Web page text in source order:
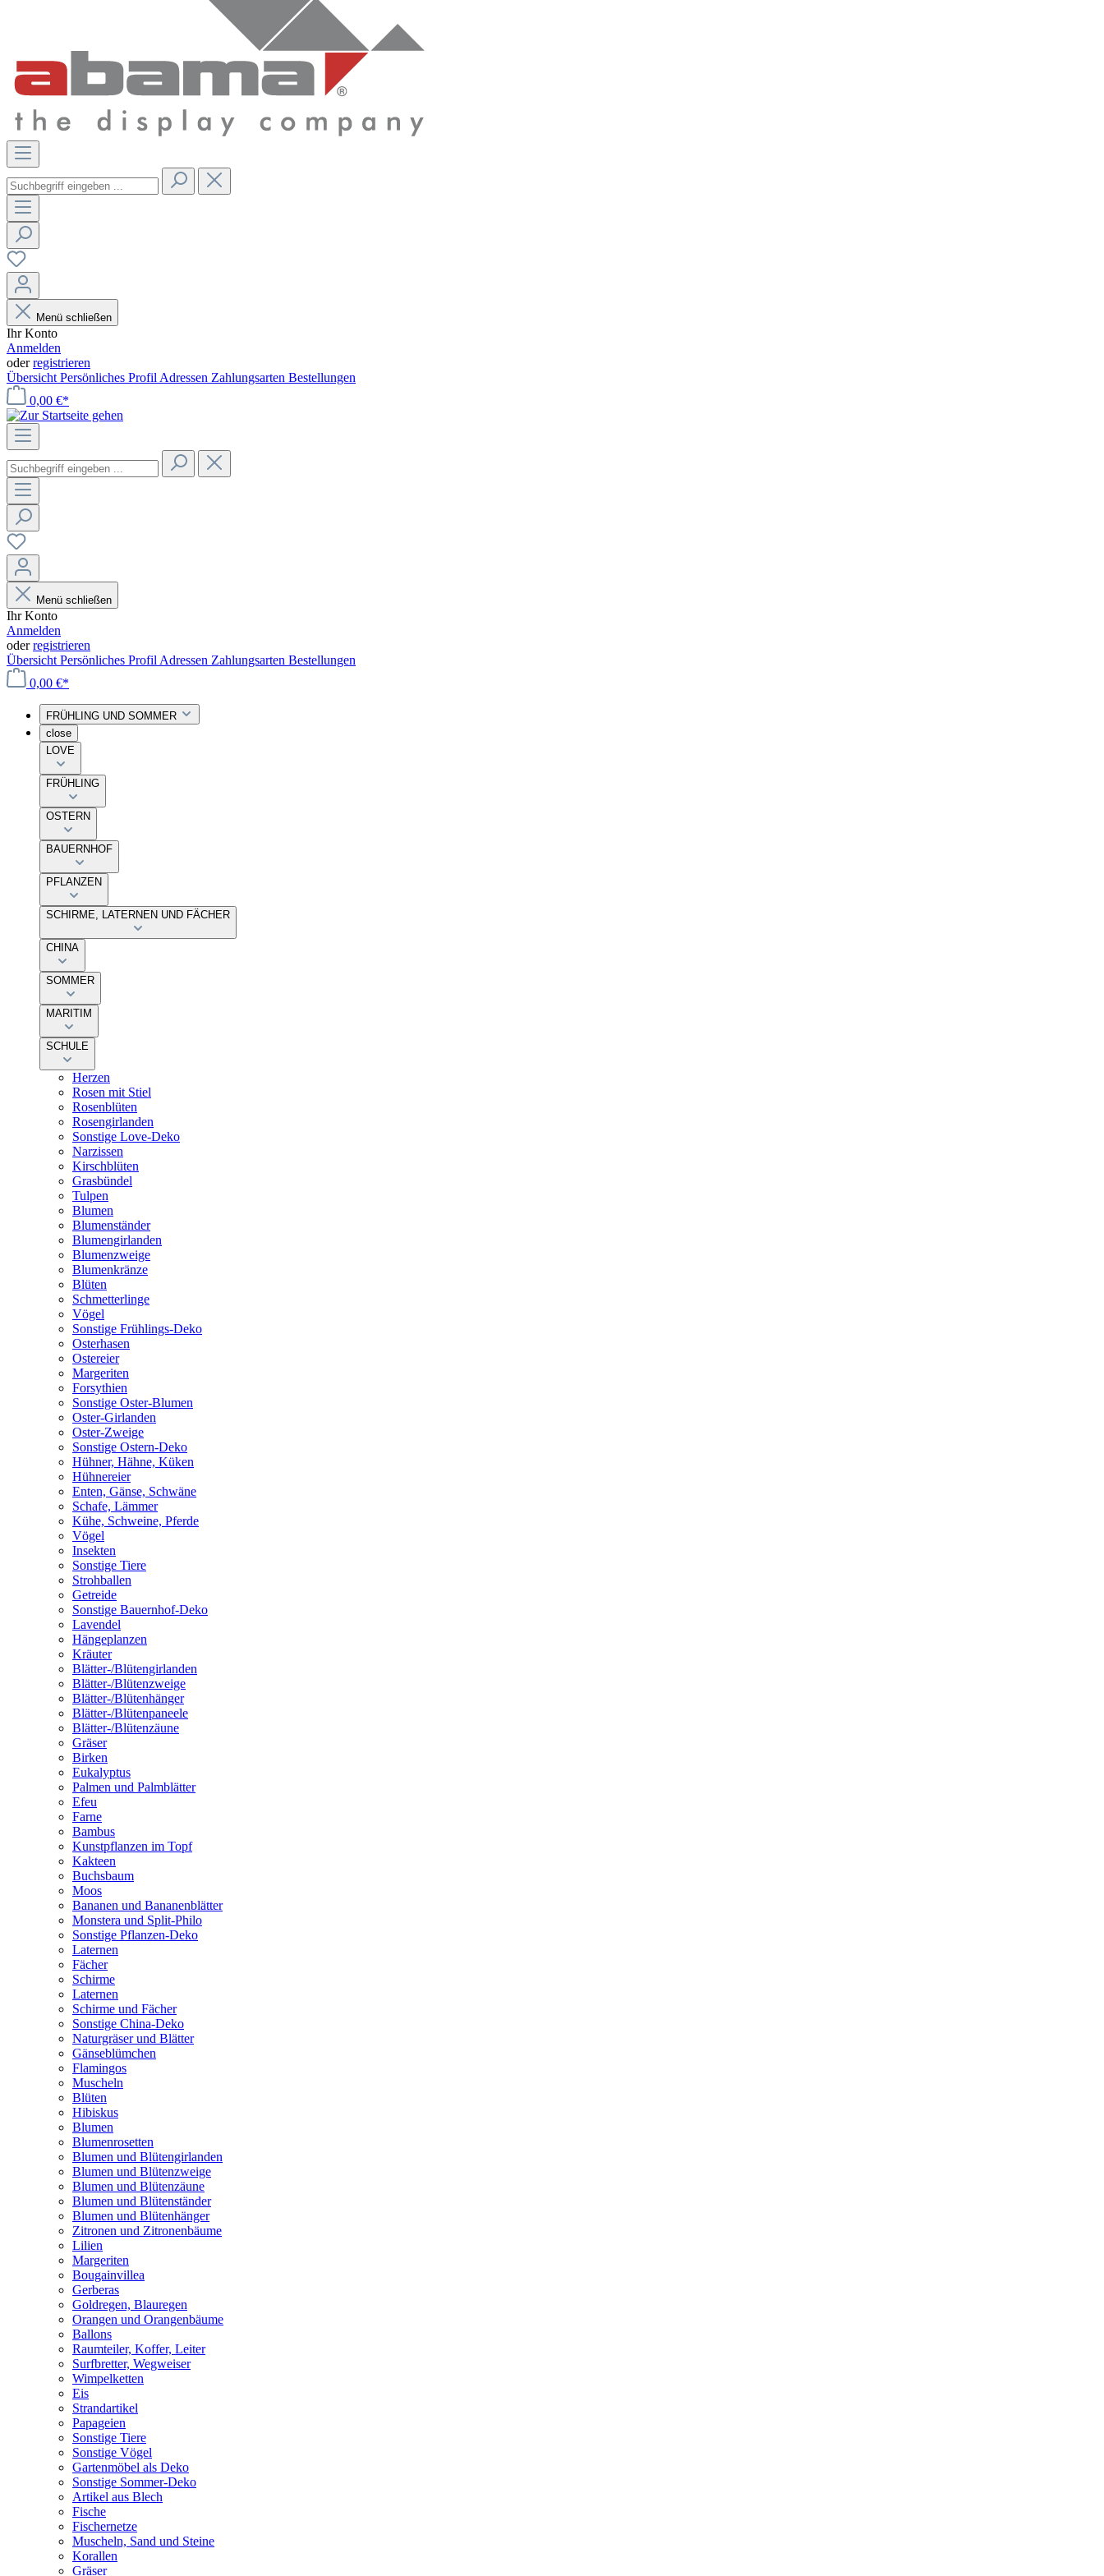
Menü schließen
Ihr Konto
Anmelden
oderregistrieren
Übersicht Persönliches Profil Adressen Zahlungsarten Bestellungen
0,00 €*
Menü schließen
Ihr Konto
Anmelden
oderregistrieren
Übersicht Persönliches Profil Adressen Zahlungsarten Bestellungen
0,00 €*
FRÜHLING UND SOMMER
close
LOVE
FRÜHLING
OSTERN
BAUERNHOF
PFLANZEN
SCHIRME, LATERNEN UND FÄCHER
CHINA
SOMMER
MARITIM
SCHULE
Herzen
Rosen mit Stiel
Rosenblüten
Rosengirlanden
Sonstige Love-Deko
Narzissen
Kirschblüten
Grasbündel
Tulpen
Blumen
Blumenständer
Blumengirlanden
Blumenzweige
Blumenkränze
Blüten
Schmetterlinge
Vögel
Sonstige Frühlings-Deko
Osterhasen
Ostereier
Margeriten
Forsythien
Sonstige Oster-Blumen
Oster-Girlanden
Oster-Zweige
Sonstige Ostern-Deko
Hühner, Hähne, Küken
Hühnereier
Enten, Gänse, Schwäne
Schafe, Lämmer
Kühe, Schweine, Pferde
Vögel
Insekten
Sonstige Tiere
Strohballen
Getreide
Sonstige Bauernhof-Deko
Lavendel
Hängeplanzen
Kräuter
Blätter-/Blütengirlanden
Blätter-/Blütenzweige
Blätter-/Blütenhänger
Blätter-/Blütenpaneele
Blätter-/Blütenzäune
Gräser
Birken
Eukalyptus
Palmen und Palmblätter
Efeu
Farne
Bambus
Kunstpflanzen im Topf
Kakteen
Buchsbaum
Moos
Bananen und Bananenblätter
Monstera und Split-Philo
Sonstige Pflanzen-Deko
Laternen
Fächer
Schirme
Laternen
Schirme und Fächer
Sonstige China-Deko
Naturgräser und Blätter
Gänseblümchen
Flamingos
Muscheln
Blüten
Hibiskus
Blumen
Blumenrosetten
Blumen und Blütengirlanden
Blumen und Blütenzweige
Blumen und Blütenzäune
Blumen und Blütenständer
Blumen und Blütenhänger
Zitronen und Zitronenbäume
Lilien
Margeriten
Bougainvillea
Gerberas
Goldregen, Blauregen
Orangen und Orangenbäume
Ballons
Raumteiler, Koffer, Leiter
Surfbretter, Wegweiser
Wimpelketten
Eis
Strandartikel
Papageien
Sonstige Tiere
Sonstige Vögel
Gartenmöbel als Deko
Sonstige Sommer-Deko
Artikel aus Blech
Fische
Fischernetze
Muscheln, Sand und Steine
Korallen
Gräser